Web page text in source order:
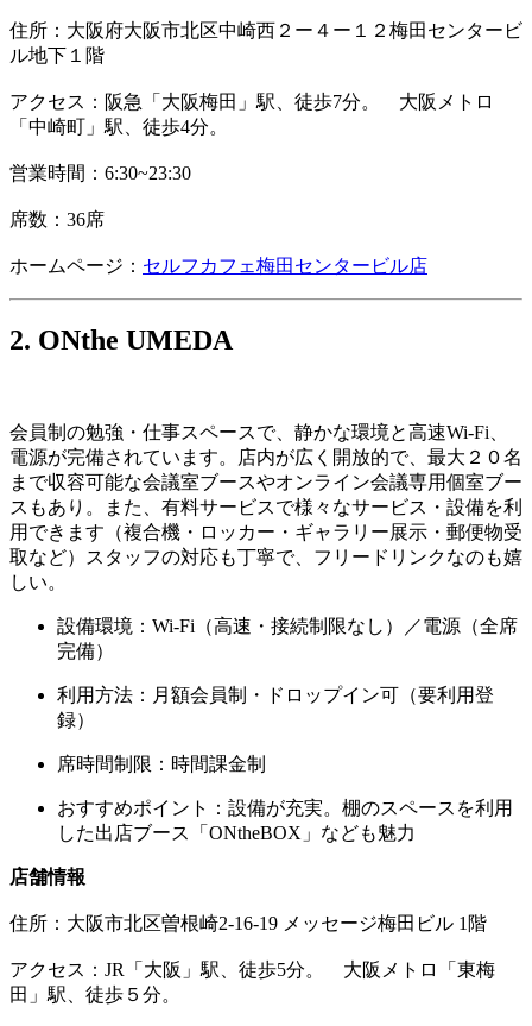
住所：大阪府大阪市北区中崎西２ー４ー１２梅田センタービ
ル地下１階
アクセス： 阪急「大阪梅田」駅、徒歩7分。 大阪メトロ
「中崎町」駅、徒歩4分。
営業時間：6:30~23:30
席数：36席
ホームページ： セルフカフェ梅田センタービル店
2. ONthe UMEDA
会員制の勉強・仕事スペースで、静かな環境と高速Wi-Fi、
電源が完備されています。店内が広く開放的で、最大２０名
まで収容可能な会議室ブースやオンライン会議専用個室ブー
スもあり。また、有料サービスで様々なサービス・設備を利
用できます（複合機・ロッカー・ギャラリー展示・郵便物受
取など）スタッフの対応も丁寧で、フリードリンクなのも嬉
しい。
設備環境：Wi-Fi（高速・接続制限なし）／電源（全席
完備）
利用方法：月額会員制・ドロップイン可（要利用登
録）
席時間制限：時間課金制
おすすめポイント：設備が充実。棚のスペースを利用
した出店ブース「ONtheBOX」なども魅力
店舗情報
住所： 大阪市北区曽根崎2-16-19 メッセージ梅田ビル 1階
アクセス：JR「大阪」駅、徒歩5分。 大阪メトロ「東梅
田」駅、徒歩５分。